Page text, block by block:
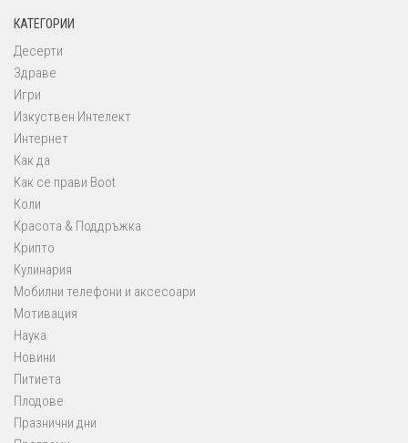
КАТЕГОРИИ
Десерти
Здраве
Игри
Изкуствен Интелект
Интернет
Как да
Как се прави Boot
Коли
Красота & Поддръжка
Крипто
Кулинария
Мобилни телефони и аксесоари
Мотивация
Наука
Новини
Питиета
Плодове
Празнични дни